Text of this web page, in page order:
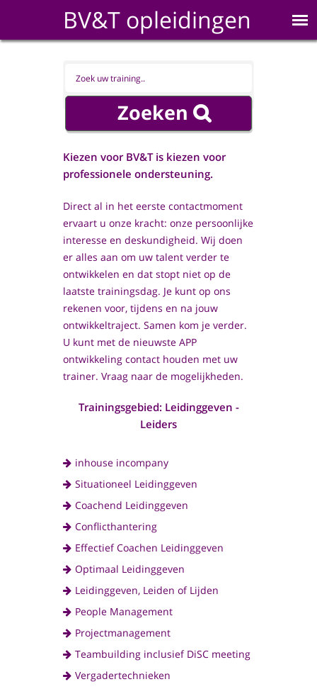
BV&T opleidingen
Kiezen voor BV&T is kiezen voor
professionele ondersteuning.
Direct al in het eerste contactmoment
ervaart u onze kracht: onze persoonlijke
interesse en deskundigheid. Wij doen
er alles aan om uw talent verder te
ontwikkelen en dat stopt niet op de
laatste trainingsdag. Je kunt op ons
rekenen voor, tijdens en na jouw
ontwikkeltraject. Samen kom je verder.
U kunt met de nieuwste APP
ontwikkeling contact houden met uw
trainer. Vraag naar de mogelijkheden.
Trainingsgebied: Leidinggeven -
Leiders
inhouse incompany
Situationeel Leidinggeven
Coachend Leidinggeven
Conflicthantering
Effectief Coachen Leidinggeven
Optimaal Leidinggeven
Leidinggeven, Leiden of Lijden
People Management
Projectmanagement
Teambuilding inclusief DiSC meeting
Vergadertechnieken